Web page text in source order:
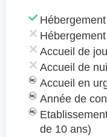
Accueil de
Accueil de
Accueil en
Année de
de 10 ans)